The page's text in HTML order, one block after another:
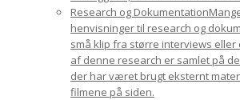
Research og Dokumentation
henvisninger til research og
små klip fra større interviews
af denne research er samlet på
der har været brugt eksternt
filmene på siden.